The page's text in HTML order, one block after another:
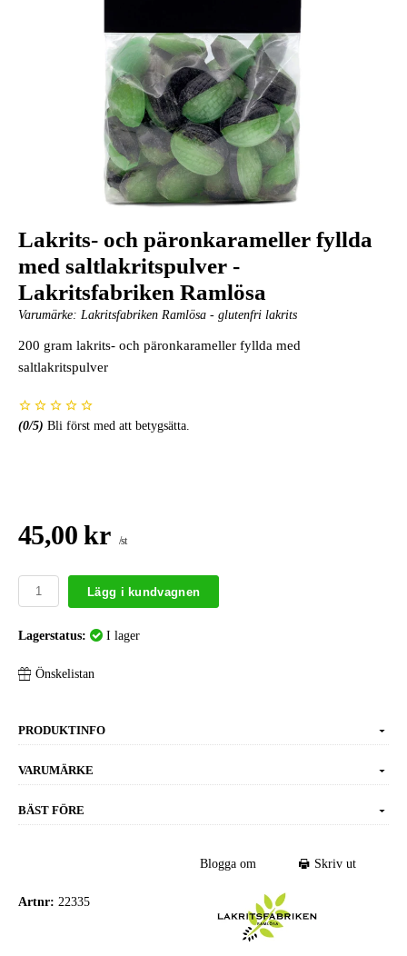
Lakrits- och päronkarameller fyllda
med saltlakritspulver -
Lakritsfabriken Ramlösa
Varumärke: Lakritsfabriken Ramlösa - glutenfri lakrits
200 gram lakrits- och päronkarameller fyllda med
saltlakritspulver
(0/5) Bli först med att betygsätta.
45,00 kr /st
Lägg i kundvagnen
Lagerstatus: I lager
Önskelistan
PRODUKTINFO
VARUMÄRKE
BÄST FÖRE
Blogga om Skriv ut
Artnr: 22335